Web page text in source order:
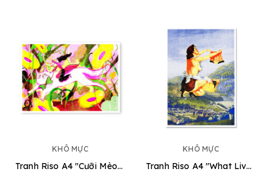
KHÔ MỰC
Tranh Riso A4 "Cưỡi Mèo Xem Hoa" [MMMM06]
KHÔ MỰC
Tranh Riso A4 "What Livestream Is?" [MMMM05]